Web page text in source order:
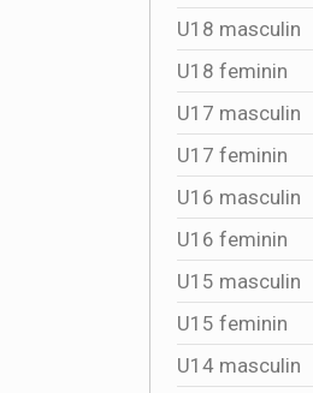
U18 masculin
U18 feminin
U17 masculin
U17 feminin
U16 masculin
U16 feminin
U15 masculin
U15 feminin
U14 masculin